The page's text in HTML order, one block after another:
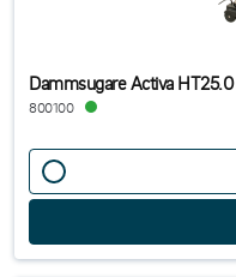
Dammsugare Activa HT25.0
800100